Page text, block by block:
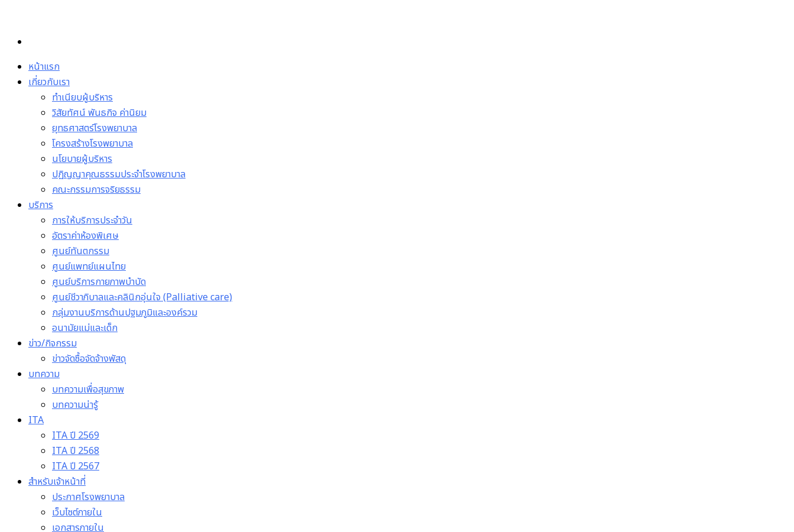
หน้าแรก
เกี่ยวกับเรา
ทำเนียบผู้บริหาร
วิสัยทัศน์ พันธกิจ ค่านิยม
ยุทธศาสตร์โรงพยาบาล
โครงสร้างโรงพยาบาล
นโยบายผู้บริหาร
ปฏิญญาคุณธรรมประจำโรงพยาบาล
คณะกรรมการจริยธรรม
บริการ
การให้บริการประจำวัน
อัตราค่าห้องพิเศษ
ศูนย์ทันตกรรม
ศูนย์แพทย์แผนไทย
ศูนย์บริการกายภาพบำบัด
ศูนย์ชีวาภิบาลและคลินิกอุ่นใจ (Palliative care)
กลุ่มงานบริการด้านปฐมภูมิและองค์รวม
อนามัยแม่และเด็ก
ข่าว/กิจกรรม
ข่าวจัดซื้อจัดจ้างพัสดุ
บทความ
บทความเพื่อสุขภาพ
บทความน่ารู้
ITA
ITA ปี 2569
ITA ปี 2568
ITA ปี 2567
สำหรับเจ้าหน้าที่
ประกาศโรงพยาบาล
เว็บไซต์ภายใน
เอกสารภายใน